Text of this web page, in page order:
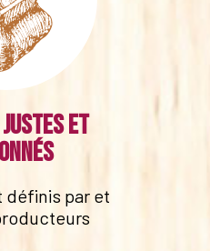
justes et
définis par et